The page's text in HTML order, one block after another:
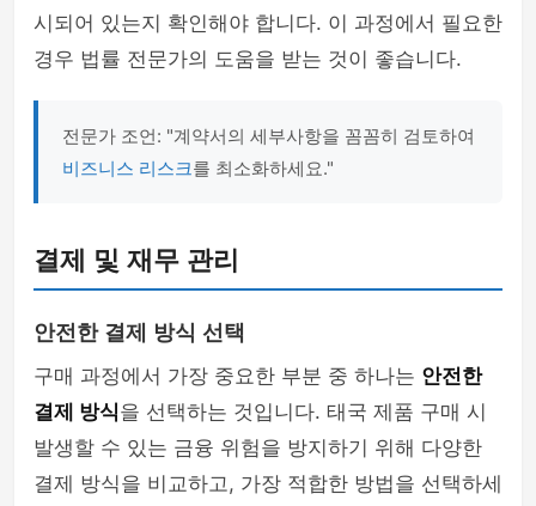
시되어 있는지 확인해야 합니다. 이 과정에서 필요한
경우 법률 전문가의 도움을 받는 것이 좋습니다.
전문가 조언: "계약서의 세부사항을 꼼꼼히 검토하여
비즈니스 리스크를 최소화하세요."
결제 및 재무 관리
안전한 결제 방식 선택
구매 과정에서 가장 중요한 부분 중 하나는 안전한
결제 방식을 선택하는 것입니다. 태국 제품 구매 시
발생할 수 있는 금융 위험을 방지하기 위해 다양한
결제 방식을 비교하고, 가장 적합한 방법을 선택하세